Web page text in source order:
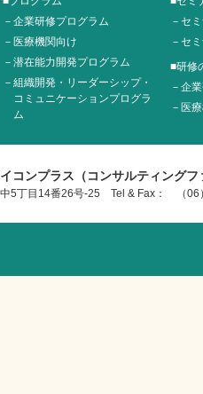
－企業研修プログラム
－医療機関向け
－潜在能力開発プログラム
－組織開発・リーダーシップ・
コミュニケーションプログラ
ム
－セ
－セ
■研修
－企
－医
コンプラス（コンサルティングフ
中5丁目14番26号-25 Tel & Fax： （06